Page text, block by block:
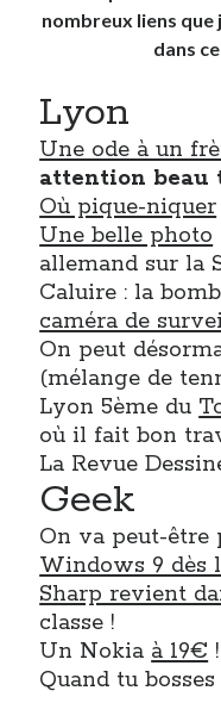
Entretien ménager
dans
littleceltdansComment j’ai
AnthonydansComment
Renaud Ducherdans
personnelle
Commentaires
Entretien ménager dans
JF
C’était pas mieux
littlecelt
dans Comment
Anthony
Comment
Renaud Ducher
personnelle
On parle de quoi ?
A Lyon
Bon plan du dimanche
Coup de coeur
nombreux liens que
dans
Lyon
Une ode à un
attention beau
Où pique-niquer
Une belle photo
allemand sur la
Caluire : la
caméra de
On peut
(mélange de
Lyon 5ème du
où il fait bon
La Revue
Geek
On va peut-être
Windows 9 dès
Sharp revient
classe !
Un Nokia à 19€ !
Quand tu